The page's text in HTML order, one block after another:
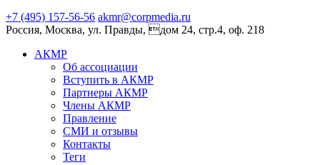
+7 (495) 157-56-56 akmr@corpmedia.ru
Россия, Москва, ул. Правды, дом 24, стр.4, оф. 218
АКМР
Об ассоциации
Вступить в АКМР
Партнеры АКМР
Члены АКМР
Правление
СМИ и отзывы
Контакты
Теги